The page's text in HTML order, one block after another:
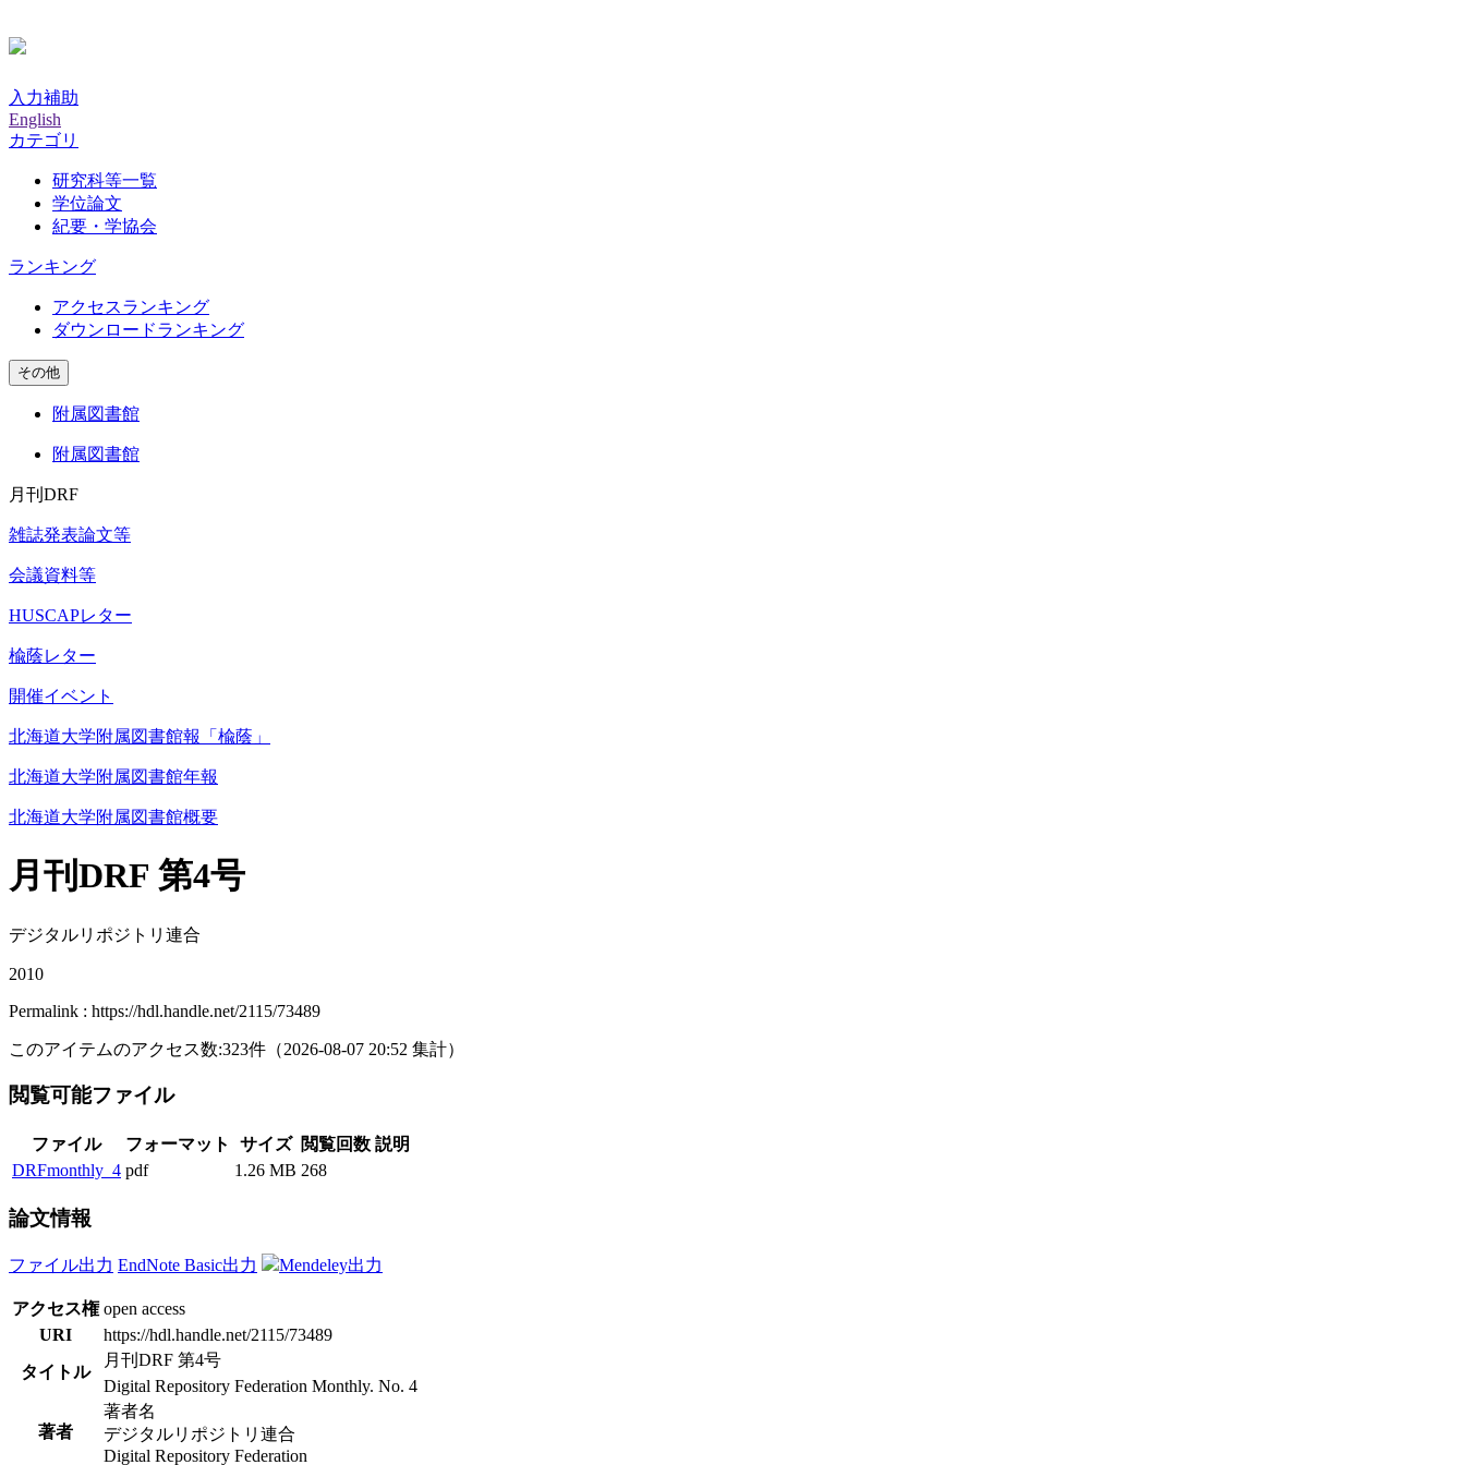
入力補助
English
カテゴリ
研究科等一覧
学位論文
紀要・学協会
ランキング
アクセスランキング
ダウンロードランキング
その他
附属図書館
附属図書館
月刊DRF
雑誌発表論文等
会議資料等
HUSCAPレター
楡蔭レター
開催イベント
北海道大学附属図書館報「楡蔭」
北海道大学附属図書館年報
北海道大学附属図書館概要
月刊DRF 第4号
デジタルリポジトリ連合
2010
Permalink : https://hdl.handle.net/2115/73489
このアイテムのアクセス数:323件 （2026-08-07 20:52 集計）
閲覧可能ファイル
ファイル フォーマット サイズ 閲覧回数 説明
DRFmonthly_4 pdf 1.26 MB 268
論文情報
ファイル出力 EndNote Basic出力 Mendeley出力
アクセス権 open access
URI
https://hdl.handle.net/2115/73489
タイトル
月刊DRF 第4号
Digital Repository Federation Monthly. No. 4
著者
著者名
デジタルリポジトリ連合
Digital Repository Federation